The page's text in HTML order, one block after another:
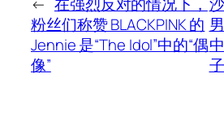
粉丝们称赞 BLACKPINK 的
Jennie 是“The Idol”中的“偶
像”